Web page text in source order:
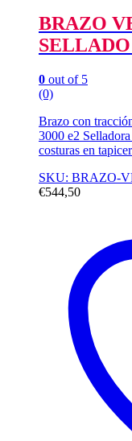
BRAZO
0 out of 5
(0)
Brazo con
3000 e2
costuras en
SKU: BRAZO-
€544,50